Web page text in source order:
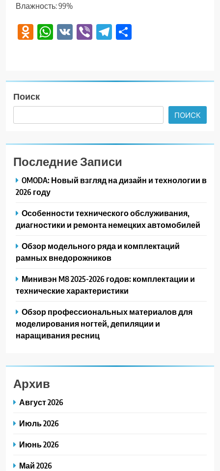
Влажность: 99%
Odnoklassniki
WhatsApp
VK ViberTelegram
Поиск
ПОИСК
Последние Записи
OMODA: Новый взгляд на дизайн и технологии в
2026 году
Особенности технического обслуживания,
диагностики и ремонта немецких автомобилей
Обзор модельного ряда и комплектаций
рамных внедорожников
Минивэн M8 2025-2026 годов: комплектации и
технические характеристики
Обзор профессиональных материалов для
моделирования ногтей, депиляции и
наращивания ресниц
Архив
Август 2026
Июль 2026
Июнь 2026
Май 2026